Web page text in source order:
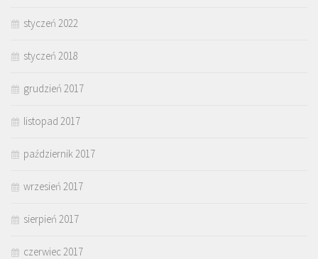
styczeń 2022
styczeń 2018
grudzień 2017
listopad 2017
październik 2017
wrzesień 2017
sierpień 2017
czerwiec 2017